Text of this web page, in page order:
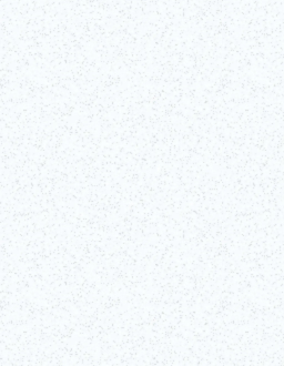
Tue, Apr 1, 2025 - Sun, Dec 27, 2026
TBS Akasaka ACT Theater